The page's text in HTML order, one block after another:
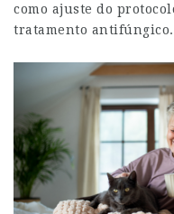
como ajuste do
tratamento antifúngico.